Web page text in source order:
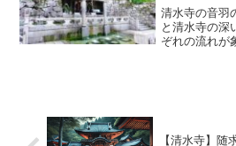
清水寺の音羽
と清水寺の深
ぞれの流れが
【清水寺】随